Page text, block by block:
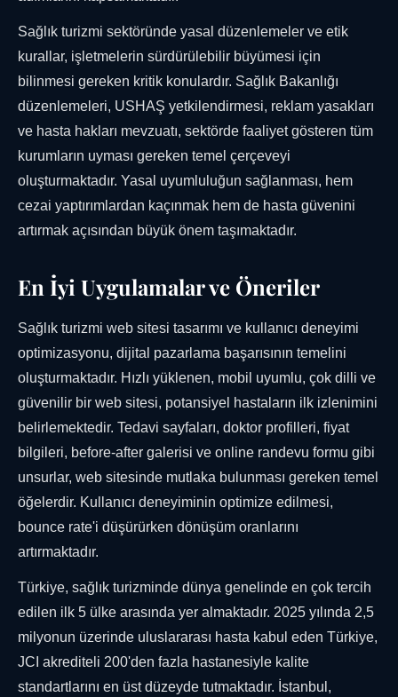
Sağlık turizmi sektöründe yasal düzenlemeler ve etik
kurallar, işletmelerin sürdürülebilir büyümesi için
bilinmesi gereken kritik konulardır. Sağlık Bakanlığı
düzenlemeleri, USHAŞ yetkilendirmesi, reklam yasakları
ve hasta hakları mevzuatı, sektörde faaliyet gösteren tüm
kurumların uyması gereken temel çerçeveyi
oluşturmaktadır. Yasal uyumluluğun sağlanması, hem
cezai yaptırımlardan kaçınmak hem de hasta güvenini
artırmak açısından büyük önem taşımaktadır.
En İyi Uygulamalar ve Öneriler
Sağlık turizmi web sitesi tasarımı ve kullanıcı deneyimi
optimizasyonu, dijital pazarlama başarısının temelini
oluşturmaktadır. Hızlı yüklenen, mobil uyumlu, çok dilli ve
güvenilir bir web sitesi, potansiyel hastaların ilk izlenimini
belirlemektedir. Tedavi sayfaları, doktor profilleri, fiyat
bilgileri, before-after galerisi ve online randevu formu gibi
unsurlar, web sitesinde mutlaka bulunması gereken temel
öğelerdir. Kullanıcı deneyiminin optimize edilmesi,
bounce rate'i düşürürken dönüşüm oranlarını
artırmaktadır.
Türkiye, sağlık turizminde dünya genelinde en çok tercih
edilen ilk 5 ülke arasında yer almaktadır. 2025 yılında 2,5
milyonun üzerinde uluslararası hasta kabul eden Türkiye,
JCI akrediteli 200'den fazla hastanesiyle kalite
standartlarını en üst düzeyde tutmaktadır. İstanbul,